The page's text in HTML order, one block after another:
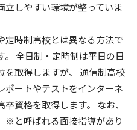
立しやすい環境が整っていま
定時制高校とは異なる方法で
全日制・定時制は平日の日
を取得しますが、 通信制高校
ポートやテストをインターネ
資格を取得します。 なお、
※と呼ばれる面接指導があり